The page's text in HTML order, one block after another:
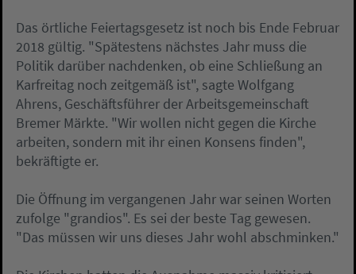
Das örtliche Feiertagsgesetz ist noch bis Ende Februar
2018 gültig. "Spätestens nächstes Jahr muss die
Politik darüber nachdenken, ob eine Schließung an
Karfreitag noch zeitgemäß ist", sagte Wolfgang
Ahrens, Geschäftsführer der Arbeitsgemeinschaft
Bremer Märkte. "Wir wollen nicht gegen die Kirche
arbeiten, sondern mit ihr einen Konsens finden",
bekräftigte er.
Die Öffnung im vergangenen Jahr war seinen Worten
zufolge "grandios". Es sei der beste Tag gewesen.
"Das müssen wir uns dieses Jahr wohl abschminken."